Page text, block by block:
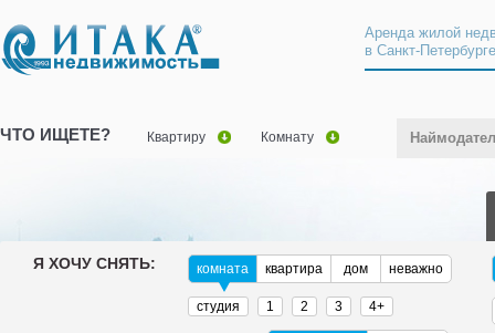
Аренда жилой
в Санкт-
ЧТО ИЩЕТЕ? Квартиру Комнату
Я ХОЧУ СНЯТЬ: комната квартира дом неважно
студия 1 2 3 4+